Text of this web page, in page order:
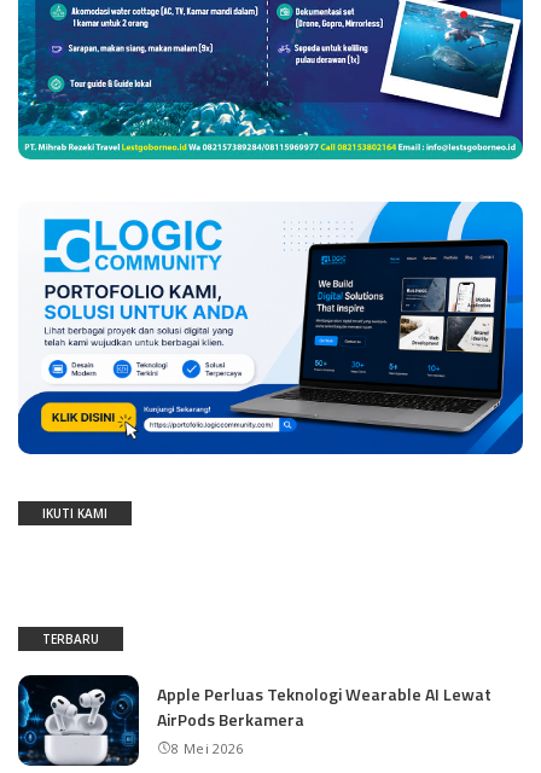
IKUTI KAMI
TERBARU
Apple Perluas Teknologi Wearable AI Lewat
AirPods Berkamera
8 Mei 2026